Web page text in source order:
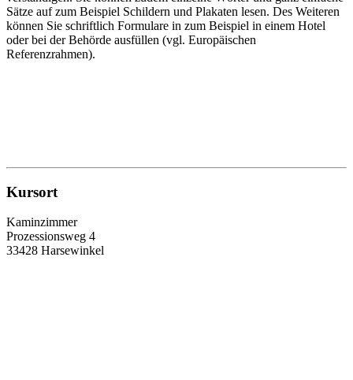
Sätze auf zum Beispiel Schildern und Plakaten lesen. Des Weiteren
können Sie schriftlich Formulare in zum Beispiel in einem Hotel
oder bei der Behörde ausfüllen (vgl. Europäischen
Referenzrahmen).
Kursort
Kaminzimmer
Prozessionsweg 4
33428 Harsewinkel